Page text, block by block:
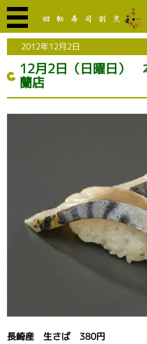
2012年12月2日
12月2日（日曜日）
蘭店
長崎産 生さば 380円